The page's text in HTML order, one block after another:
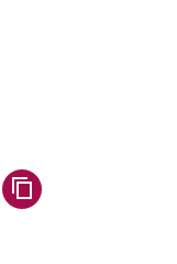
WhatsApp teilen
über Facebook